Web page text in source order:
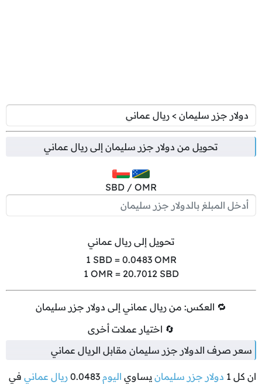
تحويل من دولار جزر سليمان إلىريال عماني
SBD / OMR
تحويل إلى ريال عماني
1 SBD = 0.0483OMR
1 OMR = 20.7012SBD
🔁 العكس: من ريال عماني إلى دولار جزر سليمان
🔄 اختيار عملات أخرى
سعر صرف الدولار جزر سليمان مقابل الريال عماني
ان كل 1 دولار جزر سليمان يساوي اليوم 0.0483 ريال عماني في